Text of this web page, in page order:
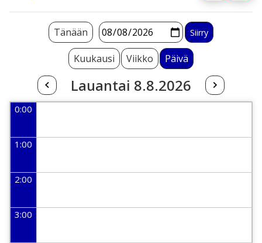
Kuukausi Viikko Päivä
Lauantai 8.8.2026
Tänään
0:00
1:00
2:00
3:00